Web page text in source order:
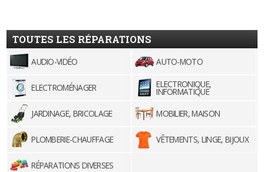
TOUTES LES RÉPARATIONS
AUDIO-VIDÉO AUTO-MOTO
ELECTROMÉNAGER ELECTRONIQUE,
INFORMATIQUE
JARDINAGE, BRICOLAGE
MOBILIER, MAISON
PLOMBERIE-CHAUFFAGE VÊTEMENTS, LINGE, BIJOUX
RÉPARATIONS DIVERSES